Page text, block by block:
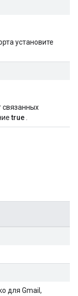
установите
связанных
true
для Gmail,